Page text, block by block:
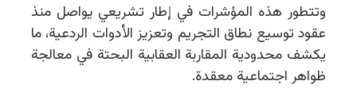
وتتطور هذه المؤشرات في إطار تشريعي يواصل منذ
عقود توسيع نطاق التجريم وتعزيز الأدوات الردعية، ما
يكشف محدودية المقاربة العقابية البحتة في معالجة
ظواهر اجتماعية معقدة.